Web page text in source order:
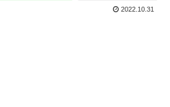
2022.10.31